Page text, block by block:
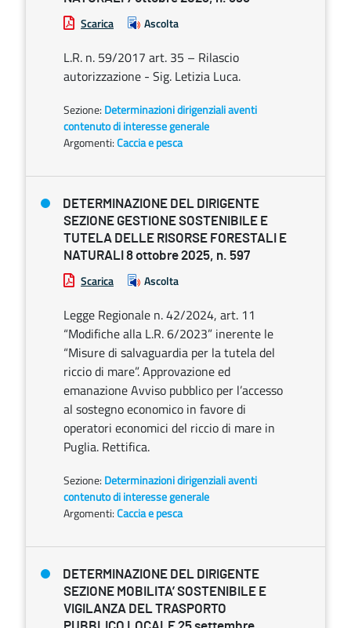
Scarica Ascolta
L.R. n. 59/2017 art. 35 – Rilascio
autorizzazione - Sig. Letizia Luca.
Sezione: Determinazioni dirigenziali aventi
contenuto di interesse generale
Argomenti:Caccia e pesca
DETERMINAZIONE DEL DIRIGENTE
SEZIONE GESTIONE SOSTENIBILE E
TUTELA DELLE RISORSE FORESTALI E
NATURALI 8 ottobre 2025, n. 597
Scarica Ascolta
Legge Regionale n. 42/2024, art. 11
“Modifiche alla L.R. 6/2023” inerente le
“Misure di salvaguardia per la tutela del
riccio di mare”. Approvazione ed
emanazione Avviso pubblico per l’accesso
al sostegno economico in favore di
operatori economici del riccio di mare in
Puglia. Rettifica.
Sezione: Determinazioni dirigenziali aventi
contenuto di interesse generale
Argomenti:Caccia e pesca
DETERMINAZIONE DEL DIRIGENTE
SEZIONE MOBILITA’ SOSTENIBILE E
VIGILANZA DEL TRASPORTO